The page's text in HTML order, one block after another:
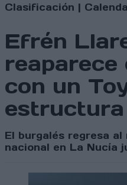
Clasificación |
Efrén
reaparece
con un
estructura
El burgalés regresa
nacional en La Nucía